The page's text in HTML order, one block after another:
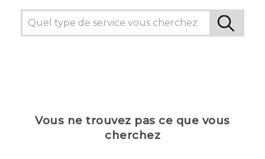
Vous ne trouvez pas ce que vous
cherchez